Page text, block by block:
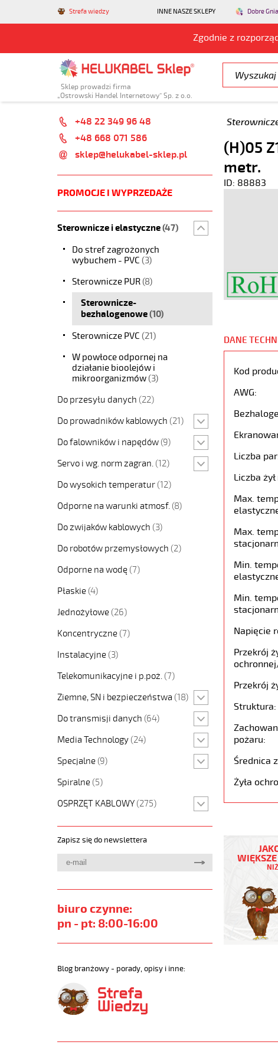
Strefa wiedzy INNE NASZE SKLEPY Dobre
Zgodnie z
Sklep prowadzi firma
„Ostrowski Handel Internetowy” Sp. z o.o.
+48 22 349 96 48
+48 668 071 586
sklep@helukabel-sklep.pl
PROMOCJE I WYPRZEDAŻE
Sterownicze i elastyczne(47)
Do stref zagrożonych
wybuchem - PVC (3)
Sterownicze PUR(8)
Sterownicze-
bezhalogenowe(10)
Sterownicze PVC (21)
W powłoce odpornej na
działanie bioolejów i
mikroorganizmów(3)
Do przesyłu danych (22)
Do prowadników kablowych (21)
Do falowników i napędów (9)
Servo i wg. norm zagran. (12)
Do wysokich temperatur (12)
Odporne na warunki atmosf. (8)
Do zwijaków kablowych (3)
Do robotów przemysłowych (2)
Odporne na wodę (7)
Płaskie (4)
Jednożyłowe (26)
Koncentryczne (7)
Instalacyjne (3)
Telekomunikacyjne i p.poż. (7)
Ziemne, SN i bezpieczeństwa (18)
Do transmisji danych (64)
Media Technology (24)
Specjalne (9)
Spiralne (5)
OSPRZĘT KABLOWY (275)
Zapisz się do newslettera
biuro czynne:
pn - pt: 8:00-16:00
Blog branżowy - porady, opisy i inne:
(H)05
metr.
ID: 88883
DANE
Kod
AWG:
Liczba
Liczba
Max.
Max.
Min.
Min.
Napięcie
Przekrój
Przekrój
Struktura:
pożaru:
Średnica
Żyła
5G4
300/500V
kolorowe,
z1z1-